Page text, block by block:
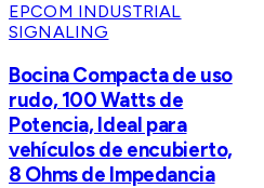
EPCOM INDUSTRIAL
SIGNALING
Bocina Compacta de uso
rudo, 100 Watts de
Potencia, Ideal para
vehículos de encubierto,
8 Ohms de Impedancia